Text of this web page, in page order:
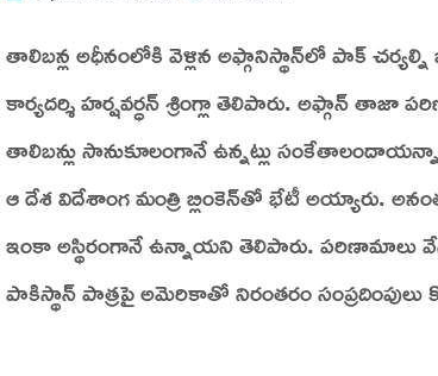
తాలిబన్ల అధీనంలోకి వెళ్లిన అఫ్గానిస్థాన్‌లో పాక్‌
కార్యదర్శి హర్షవర్ధన్‌ శ్రింగ్లా తెలిపారు. అఫ్గాన్‌ తాజా
తాలిబన్లు సానుకూలంగానే ఉన్నట్లు
ఆ దేశ విదేశాంగ మంత్రి బ్లింకెన్‌తో భేటీ అయ్యారు.
ఇంకా అస్థిరంగానే ఉన్నాయని తెలిపారు. పరిణామాలు
పాకిస్థాన్‌ పాత్రపై అమెరికాతో నిరంతరం